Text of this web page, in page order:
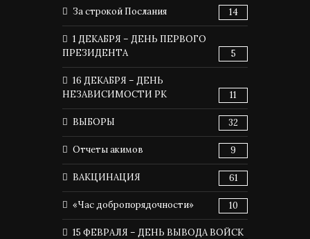
За строкой Послания 14
1 ДЕКАБРЯ – ДЕНЬ ПЕРВОГО
ПРЕЗИДЕНТА
5
16 ДЕКАБРЯ – ДЕНЬ
НЕЗАВИСИМОСТИ РК
11
ВЫБОРЫ 32
Отчеты акимов 9
ВАКЦИНАЦИЯ 61
«Час добропорядочности» 10
15 ФЕВРАЛЯ – ДЕНЬ ВЫВОДА ВОЙСК